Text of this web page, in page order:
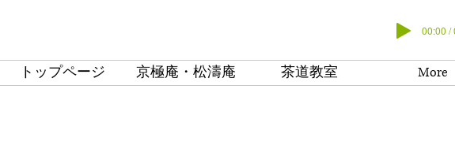
00:00 /
トップページ 京極庵・松濤庵 茶道教室 More